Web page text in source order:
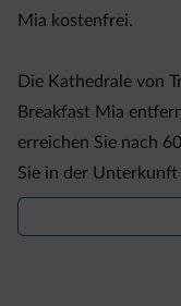
Mia kostenfrei.
Die Kathedrale von
Breakfast Mia
erreichen Sie nach
Sie in der Unterkunft